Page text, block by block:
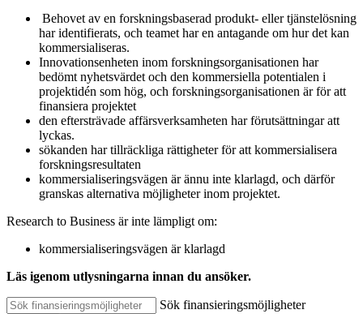
Behovet av en forskningsbaserad produkt- eller tjänstelösning
har identifierats, och teamet har en antagande om hur det kan
kommersialiseras.
Innovationsenheten inom forskningsorganisationen har
bedömt nyhetsvärdet och den kommersiella potentialen i
projektidén som hög, och forskningsorganisationen är för att
finansiera projektet
den eftersträvade affärsverksamheten har förutsättningar att
lyckas.
sökanden har tillräckliga rättigheter för att kommersialisera
forskningsresultaten
kommersialiseringsvägen är ännu inte klarlagd, och därför
granskas alternativa möjligheter inom projektet.
Research to Business är inte lämpligt om:
kommersialiseringsvägen är klarlagd
Läs igenom utlysningarna innan du ansöker.
Sök finansieringsmöjligheter